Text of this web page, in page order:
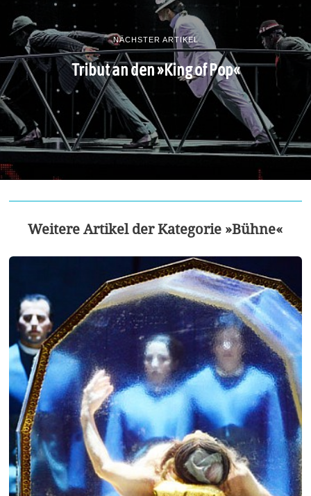
NÄCHSTER ARTIKEL
Tribut an den »King of Pop«
Weitere Artikel der Kategorie »Bühne«